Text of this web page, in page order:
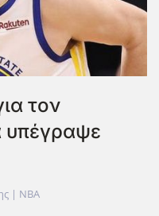
τον
υπέγραψε
| NBA